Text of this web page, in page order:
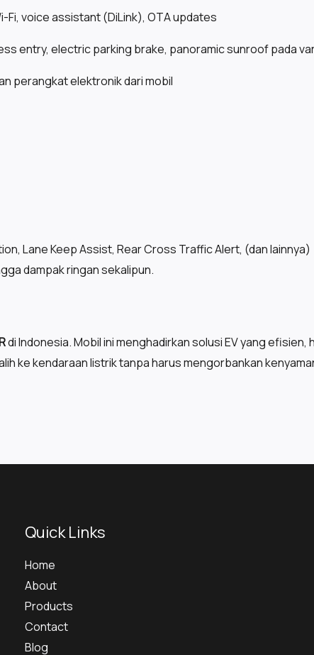
Fi, voice assistant (DiLink), OTA updates
entry, electric parking brake, panoramic sunroof pada
perangkat elektronik dari mobil
Lane Keep Assist, Rear Cross Traffic Alert, (dan lainnya)
dampak ringan sekalipun.
di Indonesia. Mobil ini menghadirkan solusi EV yang
ke kendaraan listrik tanpa harus mengorbankan
Quick Links
Home
About
Products
Contact
Blog